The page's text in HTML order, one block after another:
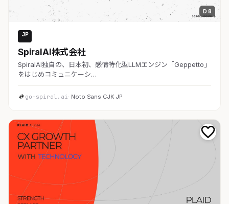
D 8
JP
SpiralAI株式会社
SpiralAI独自の、日本初、感情特化型LLMエンジン「Geppetto」
をはじめコミュニケーシ…
go-spiral.ai· Noto Sans CJK JP